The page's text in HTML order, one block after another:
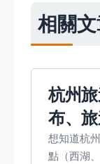
相關
杭州
布、
想知道杭
點（西湖